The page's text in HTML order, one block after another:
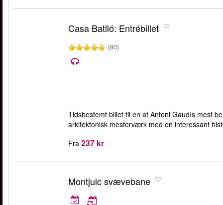
Casa Batlló: Entrébillet
(80)
Tidsbestemt billet til en af Antoni Gaudís mest
arkitektonisk mesterværk med en interessant
Fra 237 kr
Montjuic svævebane